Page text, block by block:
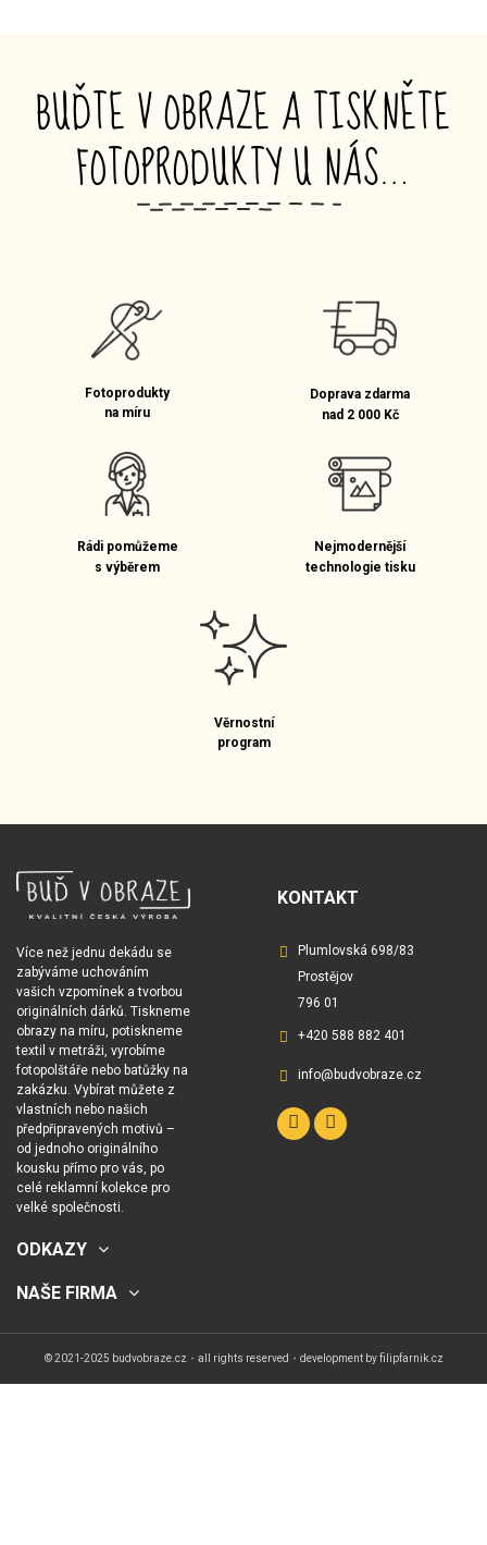
BUĎTE V OBRAZE A TISKNĚTE
FOTOPRODUKTY U NÁS…
_
Fotoprodukty
na míru
Doprava zdarma
nad 2 000 Kč
Rádi pomůžeme
s výběrem
Nejmodernější
technologie tisku
Věrnostní
program
Více než jednu dekádu se
zabýváme uchováním
vašich vzpomínek a tvorbou
originálních dárků. Tiskneme
obrazy na míru, potiskneme
textil v metráži, vyrobíme
fotopolštáře nebo batůžky na
zakázku. Vybírat můžete z
vlastních nebo našich
předpřipravených motivů –
od jednoho originálního
kousku přímo pro vás, po
celé reklamní kolekce pro
velké společnosti.
KONTAKT
Plumlovská 698/83
Prostějov
796 01
+420 588 882 401
info@budvobraze.cz
ODKAZY
NAŠE FIRMA
© 2021-2025 budvobraze.cz・all rights reserved・development byfilipfarnik.cz